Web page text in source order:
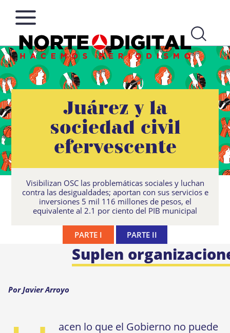
Norte
de
Más
que
hacemos periodismoJuárez y la
sociedad civil
efervescente
Visibilizan OSC las problemáticas sociales y luchan
contra las desigualdades; aportan con sus servicios e
inversiones 5 mil 116 millones de pesos, el
equivalente al 2.1 por ciento del PIB municipal
PARTE I PARTE II
Suplen
Por Javier Arroyo
acen lo que el Gobierno no puede